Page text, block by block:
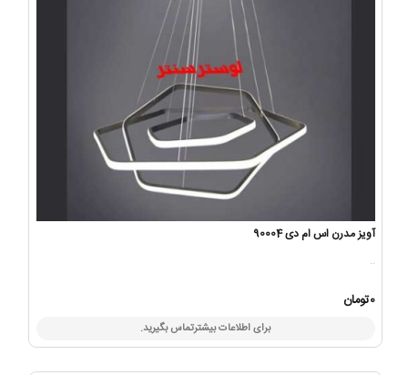
آویز مدرن اس ام دی 90004
..
0تومان
برای اطلاعات بیشترتماس بگیرید.